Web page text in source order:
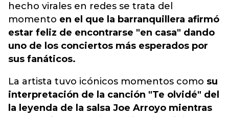
hecho virales en redes se trata del
momento en el que la barranquillera afirmó
estar feliz de encontrarse "en casa" dando
uno de los conciertos más esperados por
sus fanáticos.
La artista tuvo icónicos momentos como su
interpretación de la canción "Te olvidé" del
la leyenda de la salsa Joe Arroyo mientras